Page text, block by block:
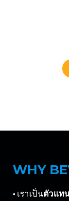
WHY
• เราเป็นตัวแท